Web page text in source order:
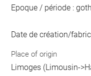
Epoque / période :
Date de création/
Place of origin
Limoges (Limousin-